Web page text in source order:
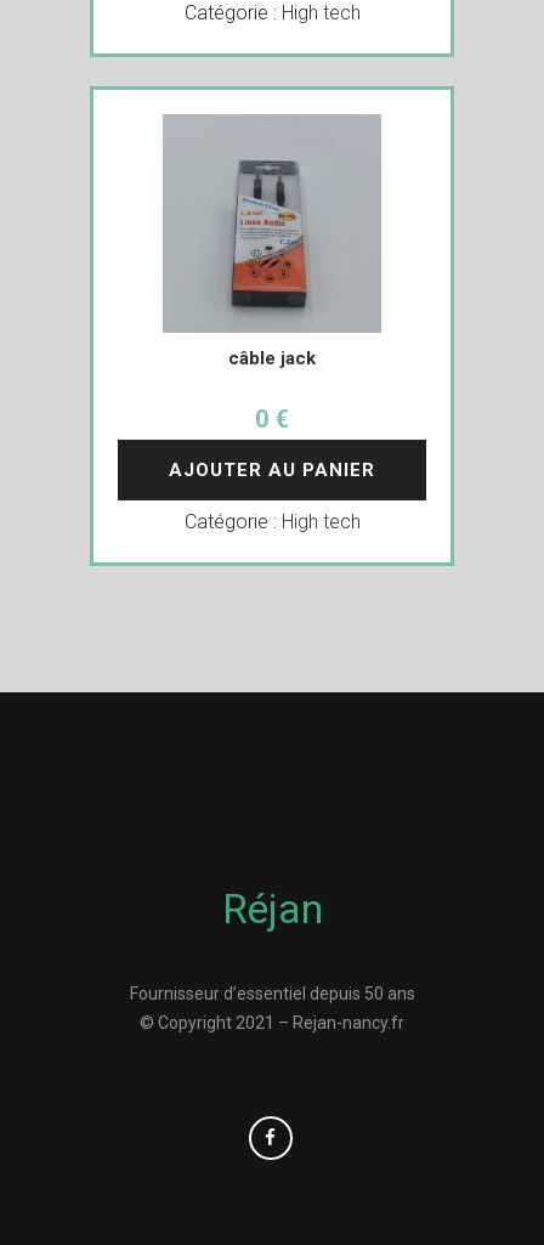
Catégorie : High tech
câble jack
0 €
AJOUTER AU PANIER
Catégorie : High tech
Réjan
Fournisseur d’essentiel depuis 50 ans
© Copyright 2021 – Rejan-nancy.fr